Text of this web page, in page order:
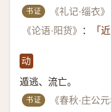
书证 《礼记·缁衣》
《论语·阳货》
： 「
动
遁逃、流亡。
书证 《春秋·庄公元